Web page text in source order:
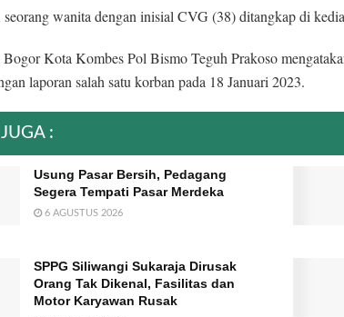
seorang wanita dengan inisial CVG (38) ditangkap di
Kota Kombes Pol Bismo Teguh Prakoso
laporan salah satu korban pada 18 Januari 2023.
:
Usung Pasar Bersih, Pedagang
Segera Tempati Pasar Merdeka
6 AGUSTUS 2026
SPPG Siliwangi Sukaraja Dirusak
Orang Tak Dikenal, Fasilitas dan
Motor Karyawan Rusak